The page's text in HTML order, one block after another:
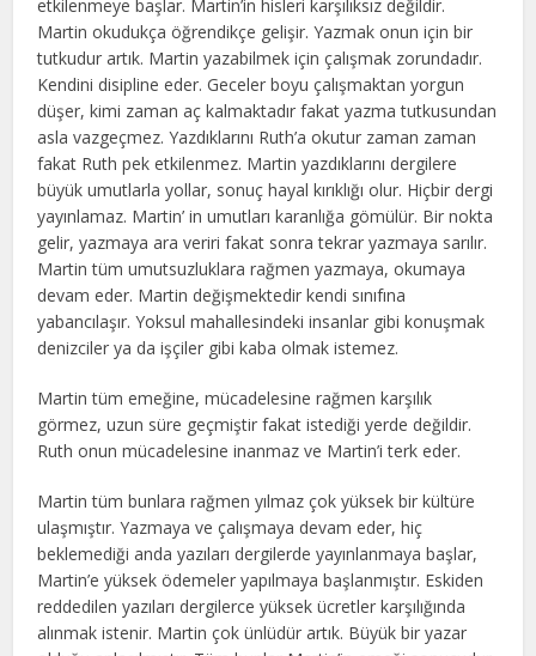
etkilenmeye başlar. Martin’in hisleri karşılıksız değildir.
Martin okudukça öğrendikçe gelişir. Yazmak onun için bir
tutkudur artık. Martin yazabilmek için çalışmak zorundadır.
Kendini disipline eder. Geceler boyu çalışmaktan yorgun
düşer, kimi zaman aç kalmaktadır fakat yazma tutkusundan
asla vazgeçmez. Yazdıklarını Ruth’a okutur zaman zaman
fakat Ruth pek etkilenmez. Martin yazdıklarını dergilere
büyük umutlarla yollar, sonuç hayal kırıklığı olur. Hiçbir dergi
yayınlamaz. Martin’ in umutları karanlığa gömülür. Bir nokta
gelir, yazmaya ara veriri fakat sonra tekrar yazmaya sarılır.
Martin tüm umutsuzluklara rağmen yazmaya, okumaya
devam eder. Martin değişmektedir kendi sınıfına
yabancılaşır. Yoksul mahallesindeki insanlar gibi konuşmak
denizciler ya da işçiler gibi kaba olmak istemez.
Martin tüm emeğine, mücadelesine rağmen karşılık
görmez, uzun süre geçmiştir fakat istediği yerde değildir.
Ruth onun mücadelesine inanmaz ve Martin’i terk eder.
Martin tüm bunlara rağmen yılmaz çok yüksek bir kültüre
ulaşmıştır. Yazmaya ve çalışmaya devam eder, hiç
beklemediği anda yazıları dergilerde yayınlanmaya başlar,
Martin’e yüksek ödemeler yapılmaya başlanmıştır. Eskiden
reddedilen yazıları dergilerce yüksek ücretler karşılığında
alınmak istenir. Martin çok ünlüdür artık. Büyük bir yazar